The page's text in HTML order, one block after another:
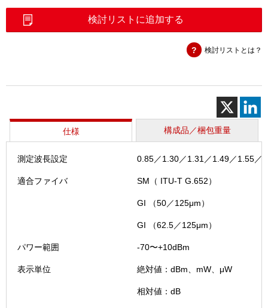
ー
検討リストに追加する
検討リストとは？
仕様 構成品／梱包重量
測定波長設定 0.85／1.30／1.31／1.49／1.55／
適合ファイバ SM（ ITU-T G.652）
GI （50／125μm）
GI （62.5／125μm）
パワー範囲 -70〜+10dBm
表示単位 絶対値：dBm、mW、μW
相対値：dB